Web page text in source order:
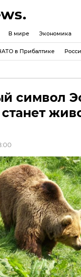
В мире Экономика
в Прибалтике
символ